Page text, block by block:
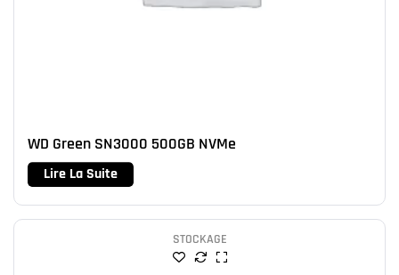
WD Green SN3000 500GB NVMe
Lire La Suite
STOCKAGE